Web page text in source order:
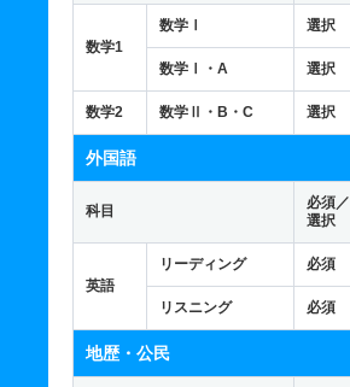
数学1
数学Ⅰ 選択
数学Ⅰ・A 選択
数学2 数学Ⅱ・B・C 選択
外国語
科目
必須／
選択
英語
リーディング 必須
リスニング 必須
地歴・公民